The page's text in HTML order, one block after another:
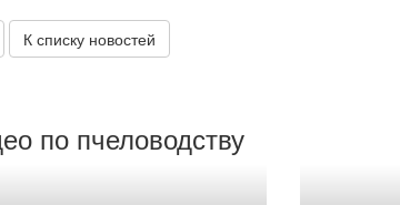
К списку новостей
по пчеловодству